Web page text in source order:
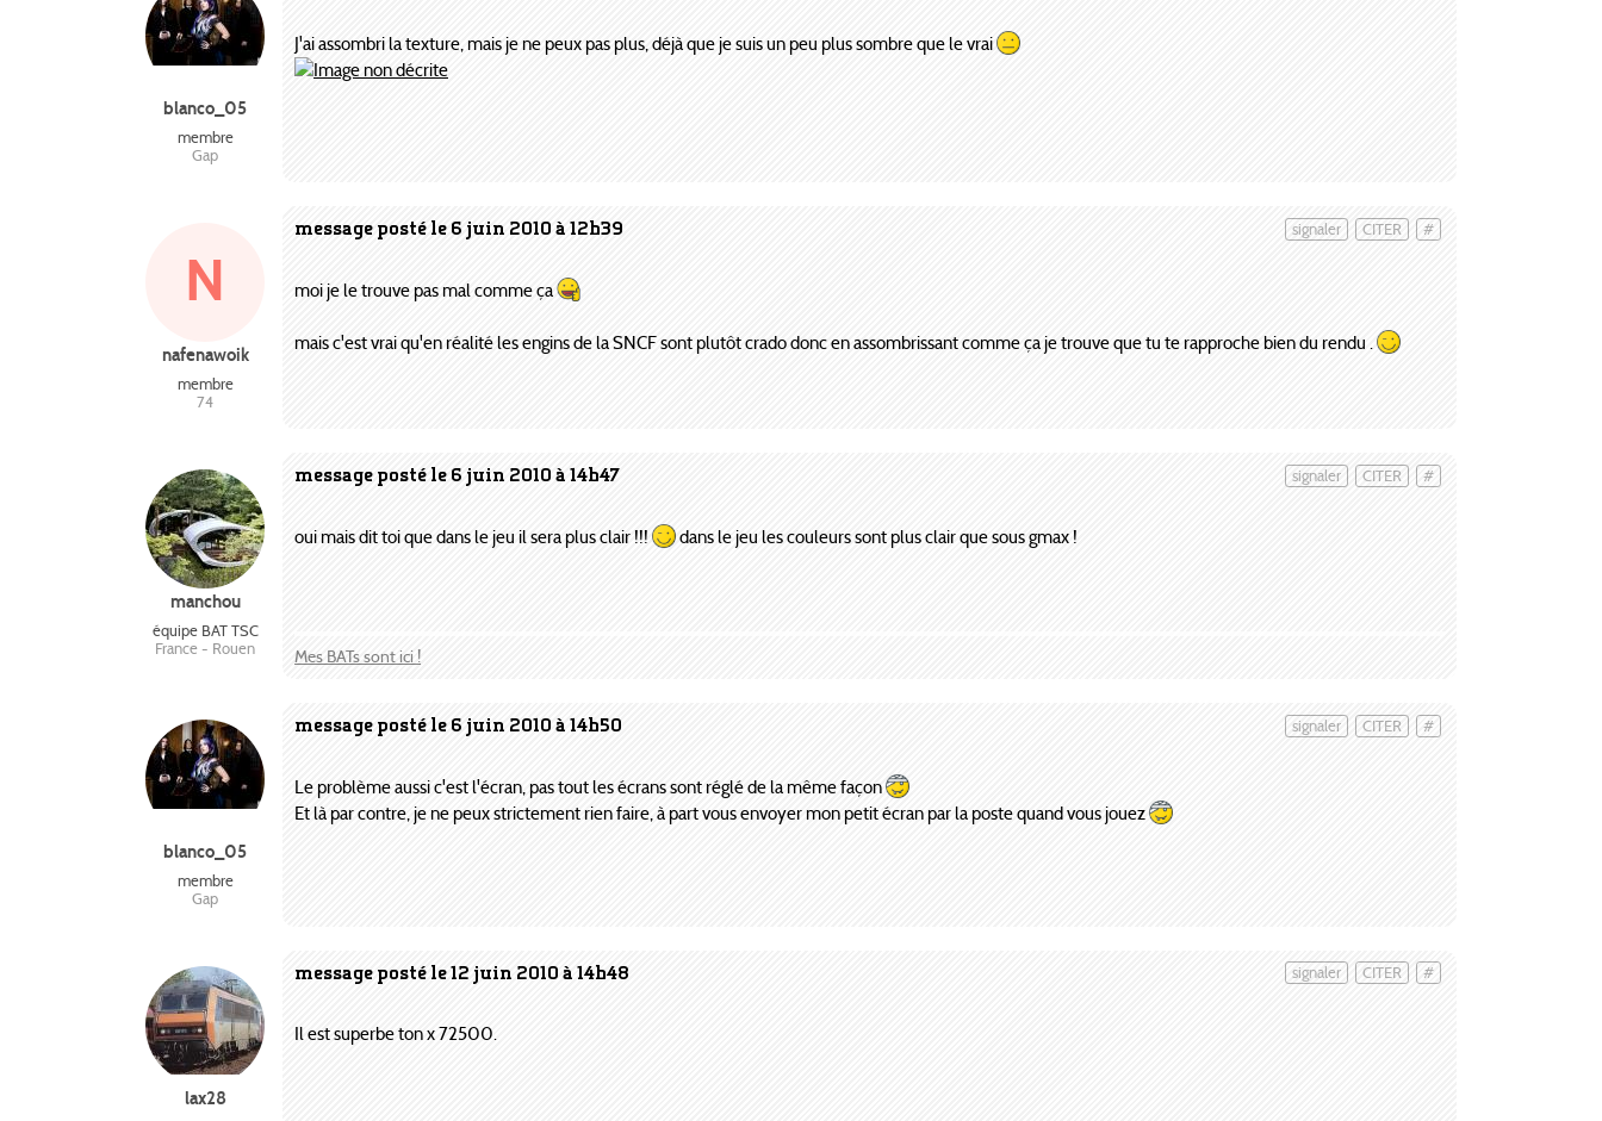
blanco_05
membre
Gap
J'ai assombri la texture, mais je ne peux pas plus, déjà que je suis un peu plus sombre que le vrai
message posté le 6 juin 2010 à 12h39 #
CITER
signaler
N
nafenawoik
membre
74
moi je le trouve pas mal comme ça
mais c'est vrai qu'en réalité les engins de la SNCF sont plutôt crado donc en assombrissant comme ça je trouve que tu te rapproche bien du rendu .
message posté le 6 juin 2010 à 14h47 #
CITER
signaler
manchou
équipe BAT TSC
France - Rouen
oui mais dit toi que dans le jeu il sera plus clair !!! dans le jeu les couleurs sont plus clair que sous gmax !
Mes BATs sont ici !
message posté le 6 juin 2010 à 14h50 #
CITER
signaler
blanco_05
membre
Gap
Le problème aussi c'est l'écran, pas tout les écrans sont réglé de la même façon
Et là par contre, je ne peux strictement rien faire, à part vous envoyer mon petit écran par la poste quand vous jouez
message posté le 12 juin 2010 à 14h48 #
CITER
signaler
lax28
Il est superbe ton x 72500.